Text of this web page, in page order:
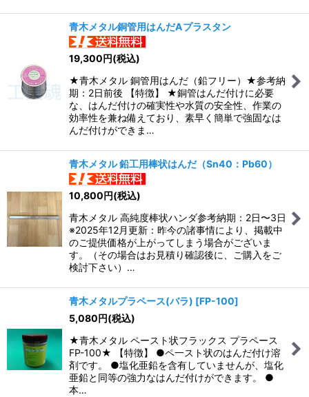
青木メタル銅管用はんだAプラスタン
19,300円(税込)
★青木メタル 銅管用はんだ（鉛フリー）★参考納
期：2日前後 【特徴】 ★銅管はんだ付けに必要
な、はんだ付けの確実性や水質の安全性、作業の
効率性を兼ね備えており、素早く簡単で強固なは
んだ付けができま…
青木メタル 鉛工用棒状はんだ（Sn40：Pb60）
10,800円(税込)
青木メタル 高純度棒状ハンダ参考納期：2日〜3日
※2025年12月更新：昨今の諸事情により、掲載中
のご提供価格が上がってしまう場合がございま
す。（その場合はお見積り確認後に、ご購入をご
検討下さい）…
青木メタルプラペース(バラ) [FP-100]
5,080円(税込)
★青木メタル ペースト状フラックス プラペース
FP-100★ 【特徴】 ●ペ一スト状のはんだ付け溶
剤です。 ●塩化亜鉛を含有していませんが、塩化
亜鉛と同等の強力なはんだ付けができます。 ●
本…